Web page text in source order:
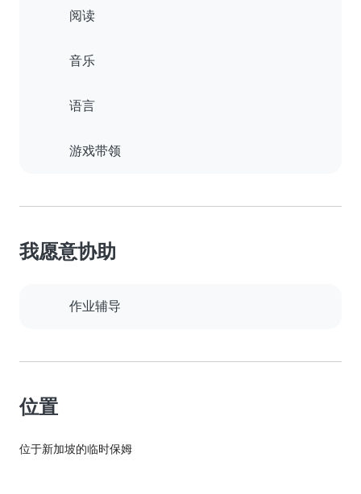
阅读
音乐
语言
游戏带领
我愿意协助
作业辅导
位置
位于新加坡的临时保姆